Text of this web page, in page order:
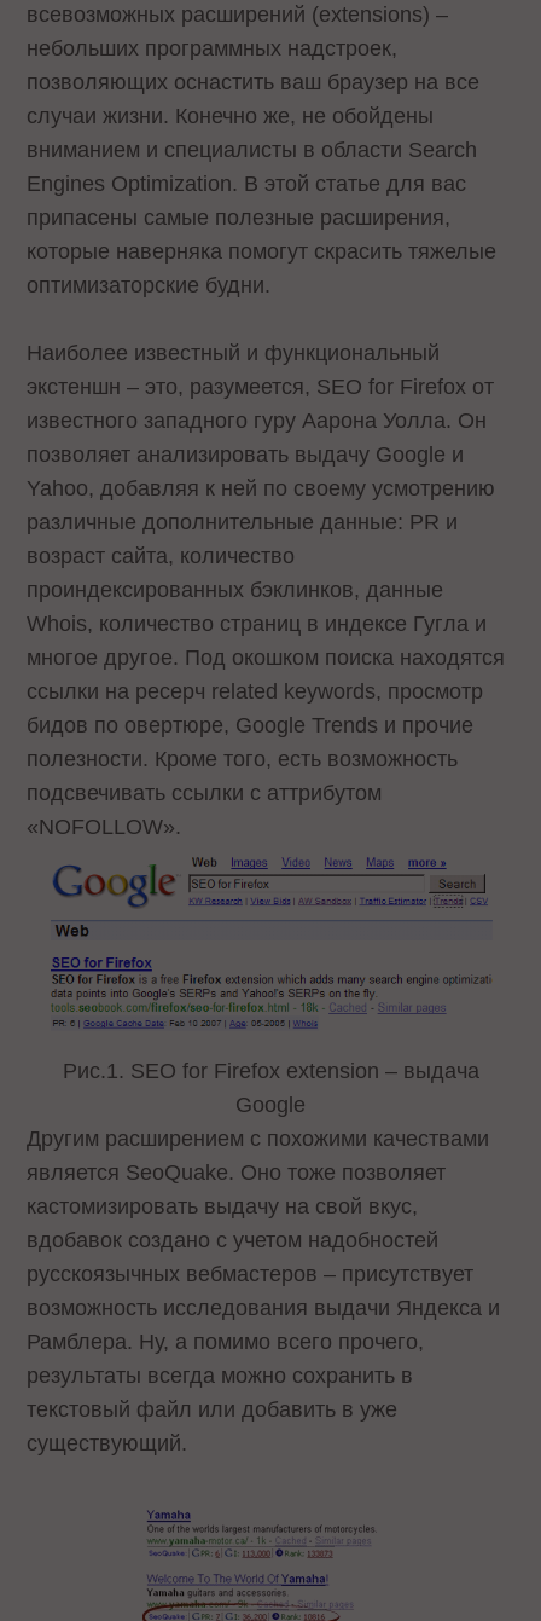
всевозможных расширений (extensions) –
небольших программных надстроек,
позволяющих оснастить ваш браузер на все
случаи жизни. Конечно же, не обойдены
вниманием и специалисты в области Search
Engines Optimization. В этой статье для вас
припасены самые полезные расширения,
которые наверняка помогут скрасить тяжелые
оптимизаторские будни.
Наиболее известный и функциональный
экстеншн – это, разумеется, SEO for Firefox от
известного западного гуру Аарона Уолла. Он
позволяет анализировать выдачу Google и
Yahoo, добавляя к ней по своему усмотрению
различные дополнительные данные: PR и
возраст сайта, количество
проиндексированных бэклинков, данные
Whois, количество страниц в индексе Гугла и
многое другое. Под окошком поиска находятся
ссылки на ресерч related keywords, просмотр
бидов по овертюре, Google Trends и прочие
полезности. Кроме того, есть возможность
подсвечивать ссылки с аттрибутом
«NOFOLLOW».
Рис.1. SEO for Firefox extension – выдача
Google
Другим расширением с похожими качествами
является SeoQuake. Оно тоже позволяет
кастомизировать выдачу на свой вкус,
вдобавок создано с учетом надобностей
русскоязычных вебмастеров – присутствует
возможность исследования выдачи Яндекса и
Рамблера. Ну, а помимо всего прочего,
результаты всегда можно сохранить в
текстовый файл или добавить в уже
существующий.